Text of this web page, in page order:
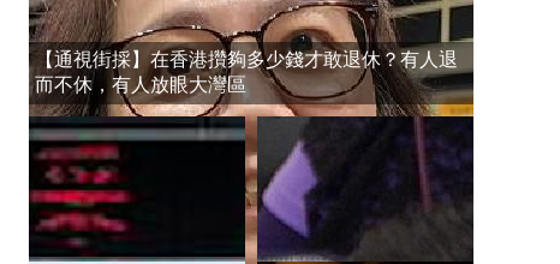
【通視街採】在香港攢夠多少錢才敢退休？有人退
而不休，有人放眼大灣區